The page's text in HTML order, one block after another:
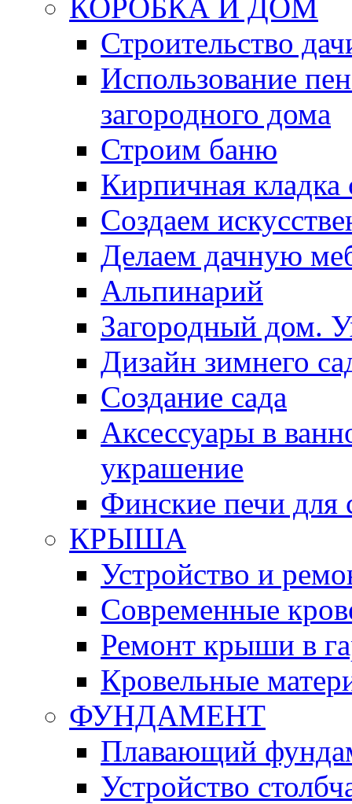
КОРОБКА И ДОМ
Строительство
Использование
загородного дома
Строим баню
Кирпичная кладка
Создаем
Делаем дачную
Альпинарий
Загородный дом.
Дизайн зимнего
Создание сада
Аксессуары в
украшение
Финские печи для
КРЫША
Устройство и
Современные
Ремонт крыши в
Кровельные
ФУНДАМЕНТ
Плавающий
Устройство